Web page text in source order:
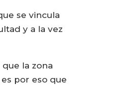
se vincula
y a la vez
la zona
por eso que